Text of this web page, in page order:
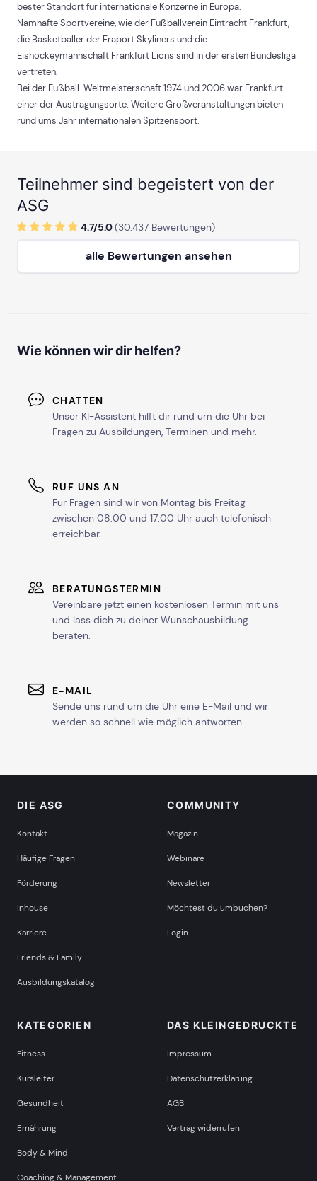
bester Standort für internationale Konzerne in Europa.
Namhafte Sportvereine, wie der Fußballverein Eintracht Frankfurt,
die Basketballer der Fraport Skyliners und die
Eishockeymannschaft Frankfurt Lions sind in der ersten Bundesliga
vertreten.
Bei der Fußball-Weltmeisterschaft 1974 und 2006 war Frankfurt
einer der Austragungsorte. Weitere Großveranstaltungen bieten
rund ums Jahr internationalen Spitzensport.
Teilnehmer sind begeistert von der
ASG
4.7/5.0(30.437 Bewertungen)
alle Bewertungen ansehen
Wie können wir dir helfen?
CHATTEN
Unser KI-Assistent hilft dir rund um die Uhr bei
Fragen zu Ausbildungen, Terminen und mehr.
RUF UNS AN
Für Fragen sind wir von Montag bis Freitag
zwischen 08:00 und 17:00 Uhr auch telefonisch
erreichbar.
BERATUNGSTERMIN
Vereinbare jetzt einen kostenlosen Termin mit uns
und lass dich zu deiner Wunschausbildung
beraten.
E-MAIL
Sende uns rund um die Uhr eine E-Mail und wir
werden so schnell wie möglich antworten.
DIE ASG
Kontakt
Häufige Fragen
Förderung
Inhouse
Karriere
Friends & Family
Ausbildungskatalog
COMMUNITY
Magazin
Webinare
Newsletter
Möchtest du umbuchen?
Login
KATEGORIEN
Fitness
Kursleiter
Gesundheit
Ernährung
Body & Mind
Coaching & Management
DAS KLEINGEDRUCKTE
Impressum
Datenschutzerklärung
AGB
Vertrag widerrufen